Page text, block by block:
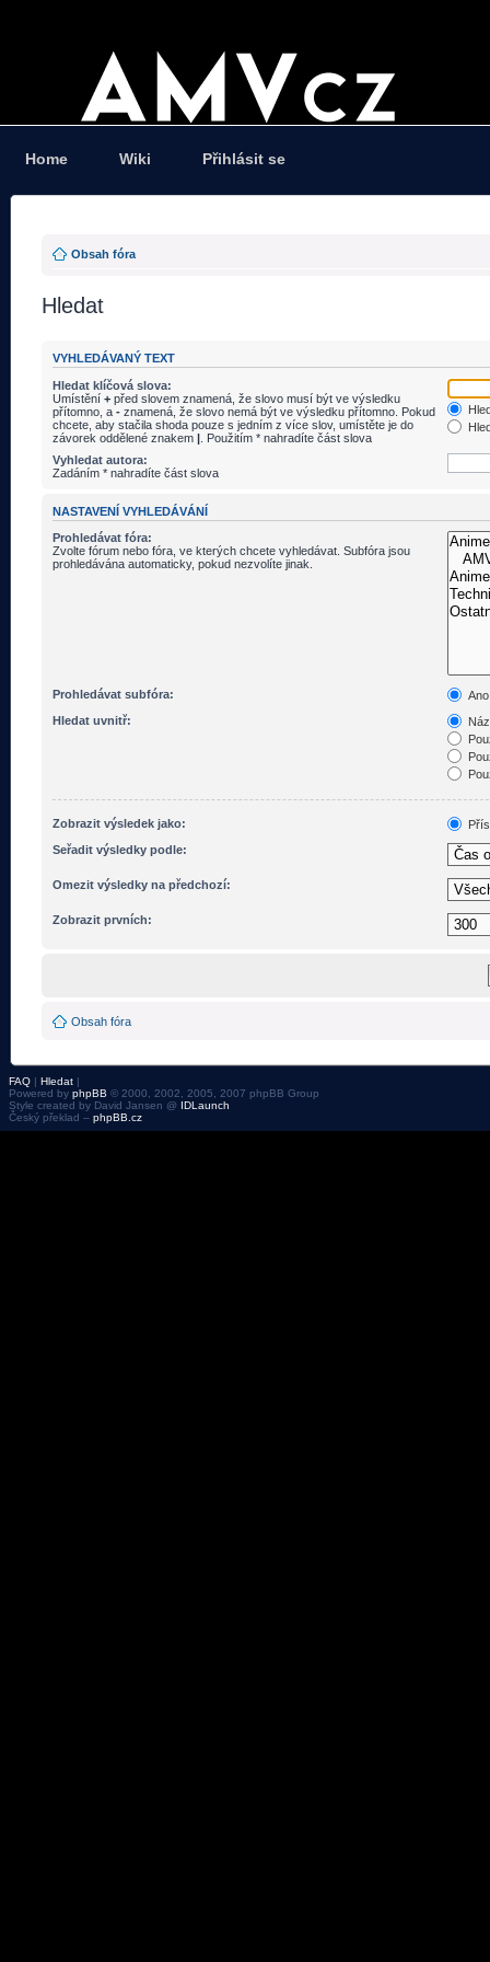
Home Wiki Přihlásit se
Obsah fóra
Hledat
VYHLEDÁVANÝ TEXT
Hledat klíčová slova:
Umístění + před slovem znamená, že slovo musí být ve výsledku
přítomno, a - znamená, že slovo nemá být ve výsledku přítomno. Pokud
chcete, aby stačila shoda pouze s jedním z více slov, umístěte je do
závorek oddělené znakem | . Použitím * nahradíte část slova
Vyhledat autora:
Zadáním * nahradíte část slova
NASTAVENÍ VYHLEDÁVÁNÍ
Prohledávat fóra:
Zvolte fórum nebo fóra, ve kterých chcete vyhledávat. Subfóra jsou
prohledávána automaticky, pokud nezvolíte jinak.
Prohledávat subfóra:
Ano
Hledat uvnitř:
Zobrazit výsledek jako:
Seřadit výsledky podle:
Omezit výsledky na předchozí:
Zobrazit prvních:
Obsah fóra
FAQ | Hledat |
Powered by phpBB © 2000, 2002, 2005, 2007 phpBB Group
Style created by David Jansen @ IDLaunch
Český překlad – phpBB.cz